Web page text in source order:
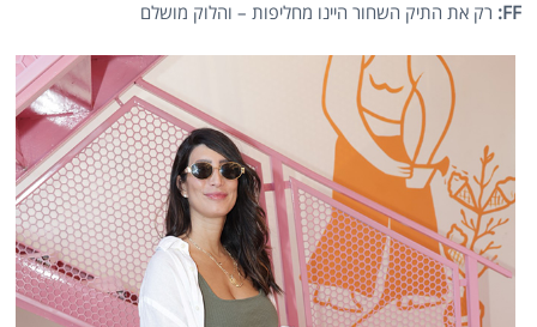
FF
: רק את התיק השחור היינו מחליפות – והלוק מושלם